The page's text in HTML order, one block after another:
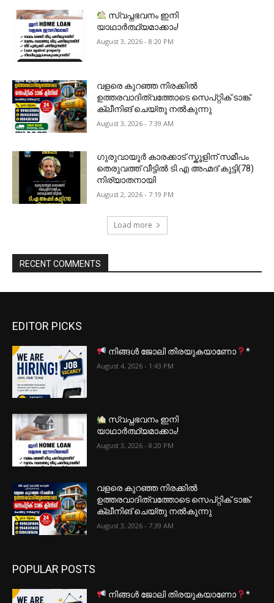
സ്വപ്നഭവനം ഇനി
യാഥാർത്ഥ്യമാക്കാം!
August 3, 2026 - 8:20 PM
വളരെ കുറഞ്ഞ നിരക്കിൽ
ഉത്തരവാദിത്വത്തോടെ സെപ്റ്റിക് ടാങ്ക്
ക്ലീനിങ് ചെയ്തു നൽകുന്നു
August 3, 2026 - 7:39 AM
ഗുരുവായൂർ കാരക്കാട് സ്കൂളിന് സമീപം
തെരുവത്ത് വീട്ടിൽ ടി.എ അഹ്മദ് കുട്ടി(78)
നിര്യാതനായി
August 2, 2026 - 7:19 PM
Load more
RECENT COMMENTS
EDITOR PICKS
നിങ്ങൾ ജോലി തിരയുകയാണോ *
August 4, 2026 - 1:43 PM
സ്വപ്നഭവനം ഇനി
യാഥാർത്ഥ്യമാക്കാം!
August 3, 2026 - 8:20 PM
വളരെ കുറഞ്ഞ നിരക്കിൽ
ഉത്തരവാദിത്വത്തോടെ സെപ്റ്റിക് ടാങ്ക്
ക്ലീനിങ് ചെയ്തു നൽകുന്നു
August 3, 2026 - 7:39 AM
POPULAR POSTS
നിങ്ങൾ ജോലി തിരയുകയാണോ *